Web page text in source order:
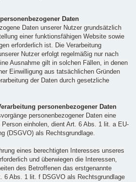
Daten
Daten unserer Nutzer grundsätzlich
einer funktionsfähigen Website sowie
erforderlich ist. Die Verarbeitung
Nutzer erfolgt regelmäßig nur nach
Ausnahme gilt in solchen Fällen, in denen
Einwilligung aus tatsächlichen Gründen
der Daten durch gesetzliche
personenbezogener Daten
personenbezogener Daten eine
einholen, dient Art. 6 Abs. 1 lit. a EU-
(DSGVO) als Rechtsgrundlage.
eines berechtigten Interesses unseres
und überwiegen die Interessen,
des Betroffenen das erstgenannte
6 Abs. 1 lit. f DSGVO als Rechtsgrundlage